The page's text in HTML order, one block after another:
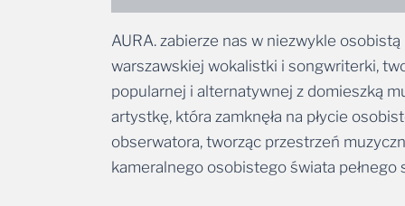
AURA. zabierze nas w niezwykle
warszawskiej wokalistki i songwriterki,
popularnej i alternatywnej z domieszką
artystkę, która zamknęła na płycie
obserwatora, tworząc przestrzeń
kameralnego osobistego świata pełnego